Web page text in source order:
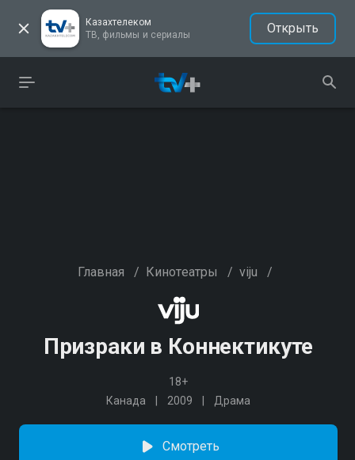
Казахтелеком
ТВ, фильмы и сериалы
Открыть
Главная / Кинотеатры / viju /
Призраки в Коннектикуте
18+
Канада
2009 Драма
Смотреть